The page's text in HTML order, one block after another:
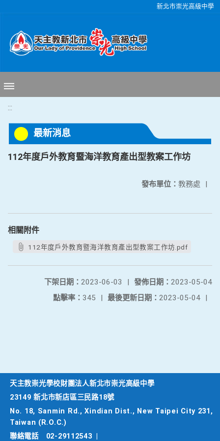
新北市崇光高級中學
:::
最新消息
112年度戶外教育暨海洋教育產出型教案工作坊
發布單位： 教務處 |
相關附件
112年度戶外教育暨海洋教育產出型教案工作坊.pdf
發佈日期： 2023-05-04
下架日期： 2023-06-03
|
最後更新日期： 2023-05-04 |
點擊率： 345 |
天主教崇光學校財團法人新北市崇光高級中學
23149 新北市新店區三民路18號
No. 18, Sanmin Rd., Xindian Dist., New Taipei City 231,
Taiwan (R.O.C.)
聯絡電話
02-29112543